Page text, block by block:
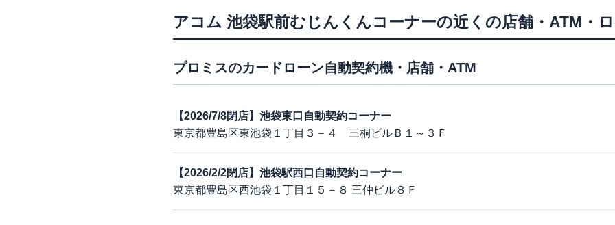
アコム 池袋駅前むじんくんコーナーの近くの店舗・ATM・
プロミスのカードローン自動契約機・店舗・ATM
【2026/7/8閉店】池袋東口自動契約コーナー
東京都豊島区東池袋１丁目３－４ 三桐ビルＢ１～３Ｆ
【2026/2/2閉店】池袋駅西口自動契約コーナー
東京都豊島区西池袋１丁目１５－８ 三仲ビル８Ｆ